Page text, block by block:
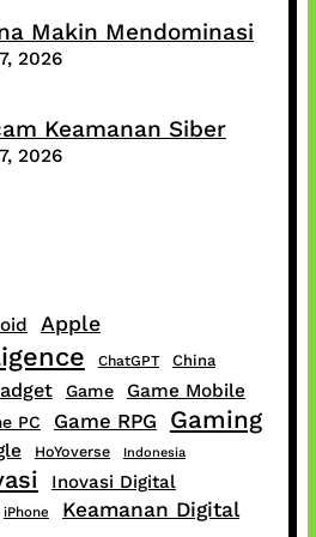
Makin Mendominasi
2026
Keamanan Siber
2026
Apple
ChatGPT China
Game Game Mobile
PC Game RPG Gaming
HoYoverse Indonesia
Inovasi Digital
iPhone
Keamanan Digital